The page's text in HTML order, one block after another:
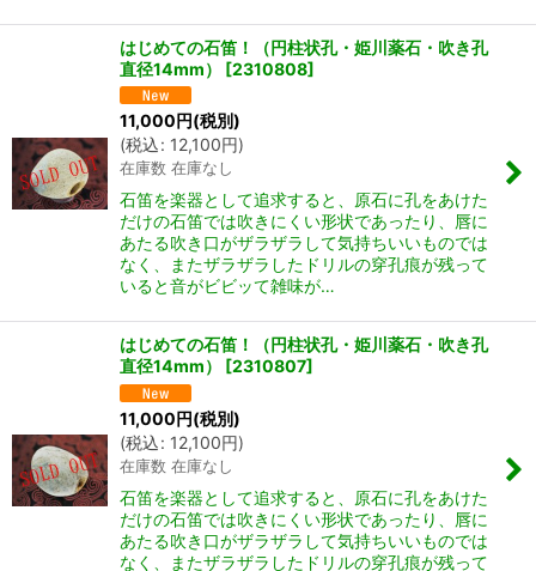
はじめての石笛！（円柱状孔・姫川薬石・吹き孔
直径14mm）
[2310808]
11,000円(税別)
(税込: 12,100円)
在庫数 在庫なし
石笛を楽器として追求すると、原石に孔をあけた
だけの石笛では吹きにくい形状であったり、唇に
あたる吹き口がザラザラして気持ちいいものでは
なく、またザラザラしたドリルの穿孔痕が残って
いると音がビビッて雑味が…
はじめての石笛！（円柱状孔・姫川薬石・吹き孔
直径14mm）
[2310807]
11,000円(税別)
(税込: 12,100円)
在庫数 在庫なし
石笛を楽器として追求すると、原石に孔をあけた
だけの石笛では吹きにくい形状であったり、唇に
あたる吹き口がザラザラして気持ちいいものでは
なく、またザラザラしたドリルの穿孔痕が残って